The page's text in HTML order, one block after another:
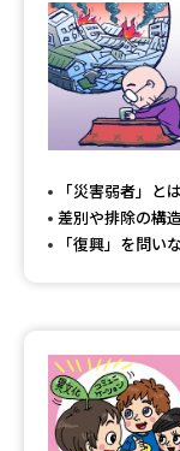
学問のミニ講義「夢
学問の教科書
Ｑ＆Ａ よくあるご質問
お支払いサイト
特定商取引表記
「災害弱者」と
差別や排除の構造
「復興」を問い